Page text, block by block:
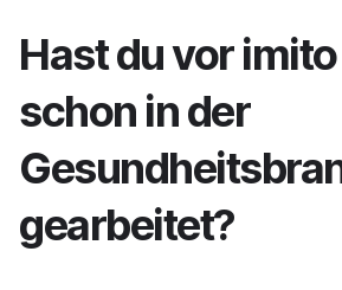
Hast du vor
schon in der
gearbeitet?